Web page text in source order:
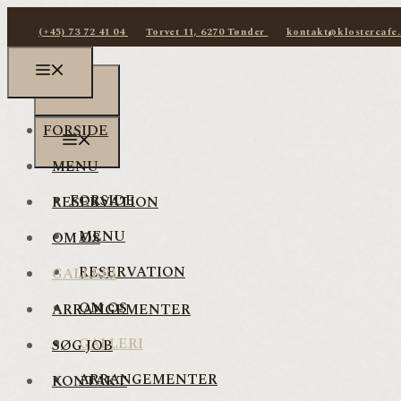
(+45) 73 72 41 04 Torvet 11, 6270 Tønder
FORSIDE
MENU
RESERVATION
OM OS
GALLERI
ARRANGEMENTER
FORSIDE
MENU
RESERVATION
OM OS
GALLERI
ARRANGEMENTER
SØG JOB
KONTAKT